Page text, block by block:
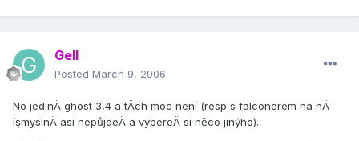
Gell
Posted March 9, 2006
No jedinÄ ghost 3,4 a tÄch moc není­ (resp s falconerem na nÄ
íşmyslnÄ asi nepůjdeÄ a vybereÄ si něco jinýho).